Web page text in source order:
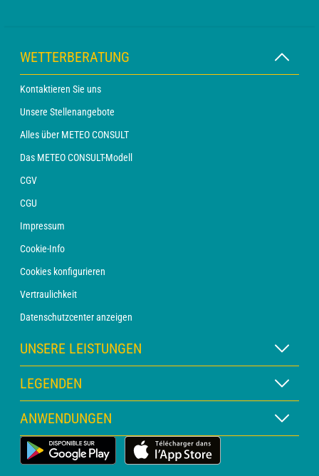
WETTERBERATUNG
Kontaktieren Sie uns
Unsere Stellenangebote
Alles über METEO CONSULT
Das METEO CONSULT-Modell
CGV
CGU
Impressum
Cookie-Info
Cookies konfigurieren
Vertraulichkeit
Datenschutzcenter anzeigen
UNSERE LEISTUNGEN
WETTER Xpert Abonnement
WETTER PRO Abonnement
Beratung mit einem Vorhersager
PRO-Newsletter
LEGENDEN
Kartenlegende
Piktogrammlegende
Glossar
ANWENDUNGEN
Wetter-App für Land